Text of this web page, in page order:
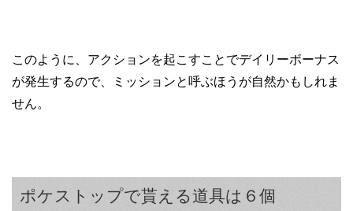
このように、アクションを起こすことでデイリーボーナス
が発生するので、ミッションと呼ぶほうが自然かもしれま
せん。
ポケストップで貰える道具は６個